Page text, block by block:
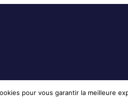
pour vous garantir la meilleure